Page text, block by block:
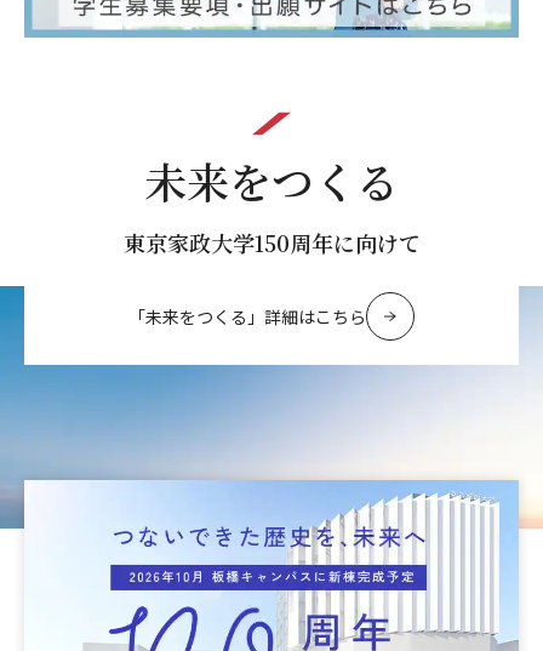
未来をつくる
東京家政大学150周年に向けて
「未来をつくる」詳細はこちら